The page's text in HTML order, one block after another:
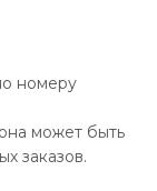
номеру
может быть
заказов.